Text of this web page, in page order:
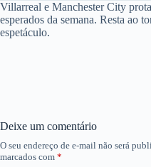
Villarreal e Manchester City
esperados da semana. Resta ao
espetáculo.
Deixe um comentário
O seu endereço de e-mail não será
marcados com *